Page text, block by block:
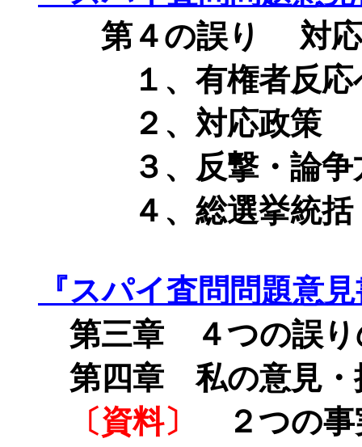
第４の誤り
対応
１、有権者反応へ
２、対応政策
３、反撃・論争
４、総選挙統括（
『スパイ査問問題意
第三章 ４つの誤り
第四章 私の意見・
〔資料〕
２つの事